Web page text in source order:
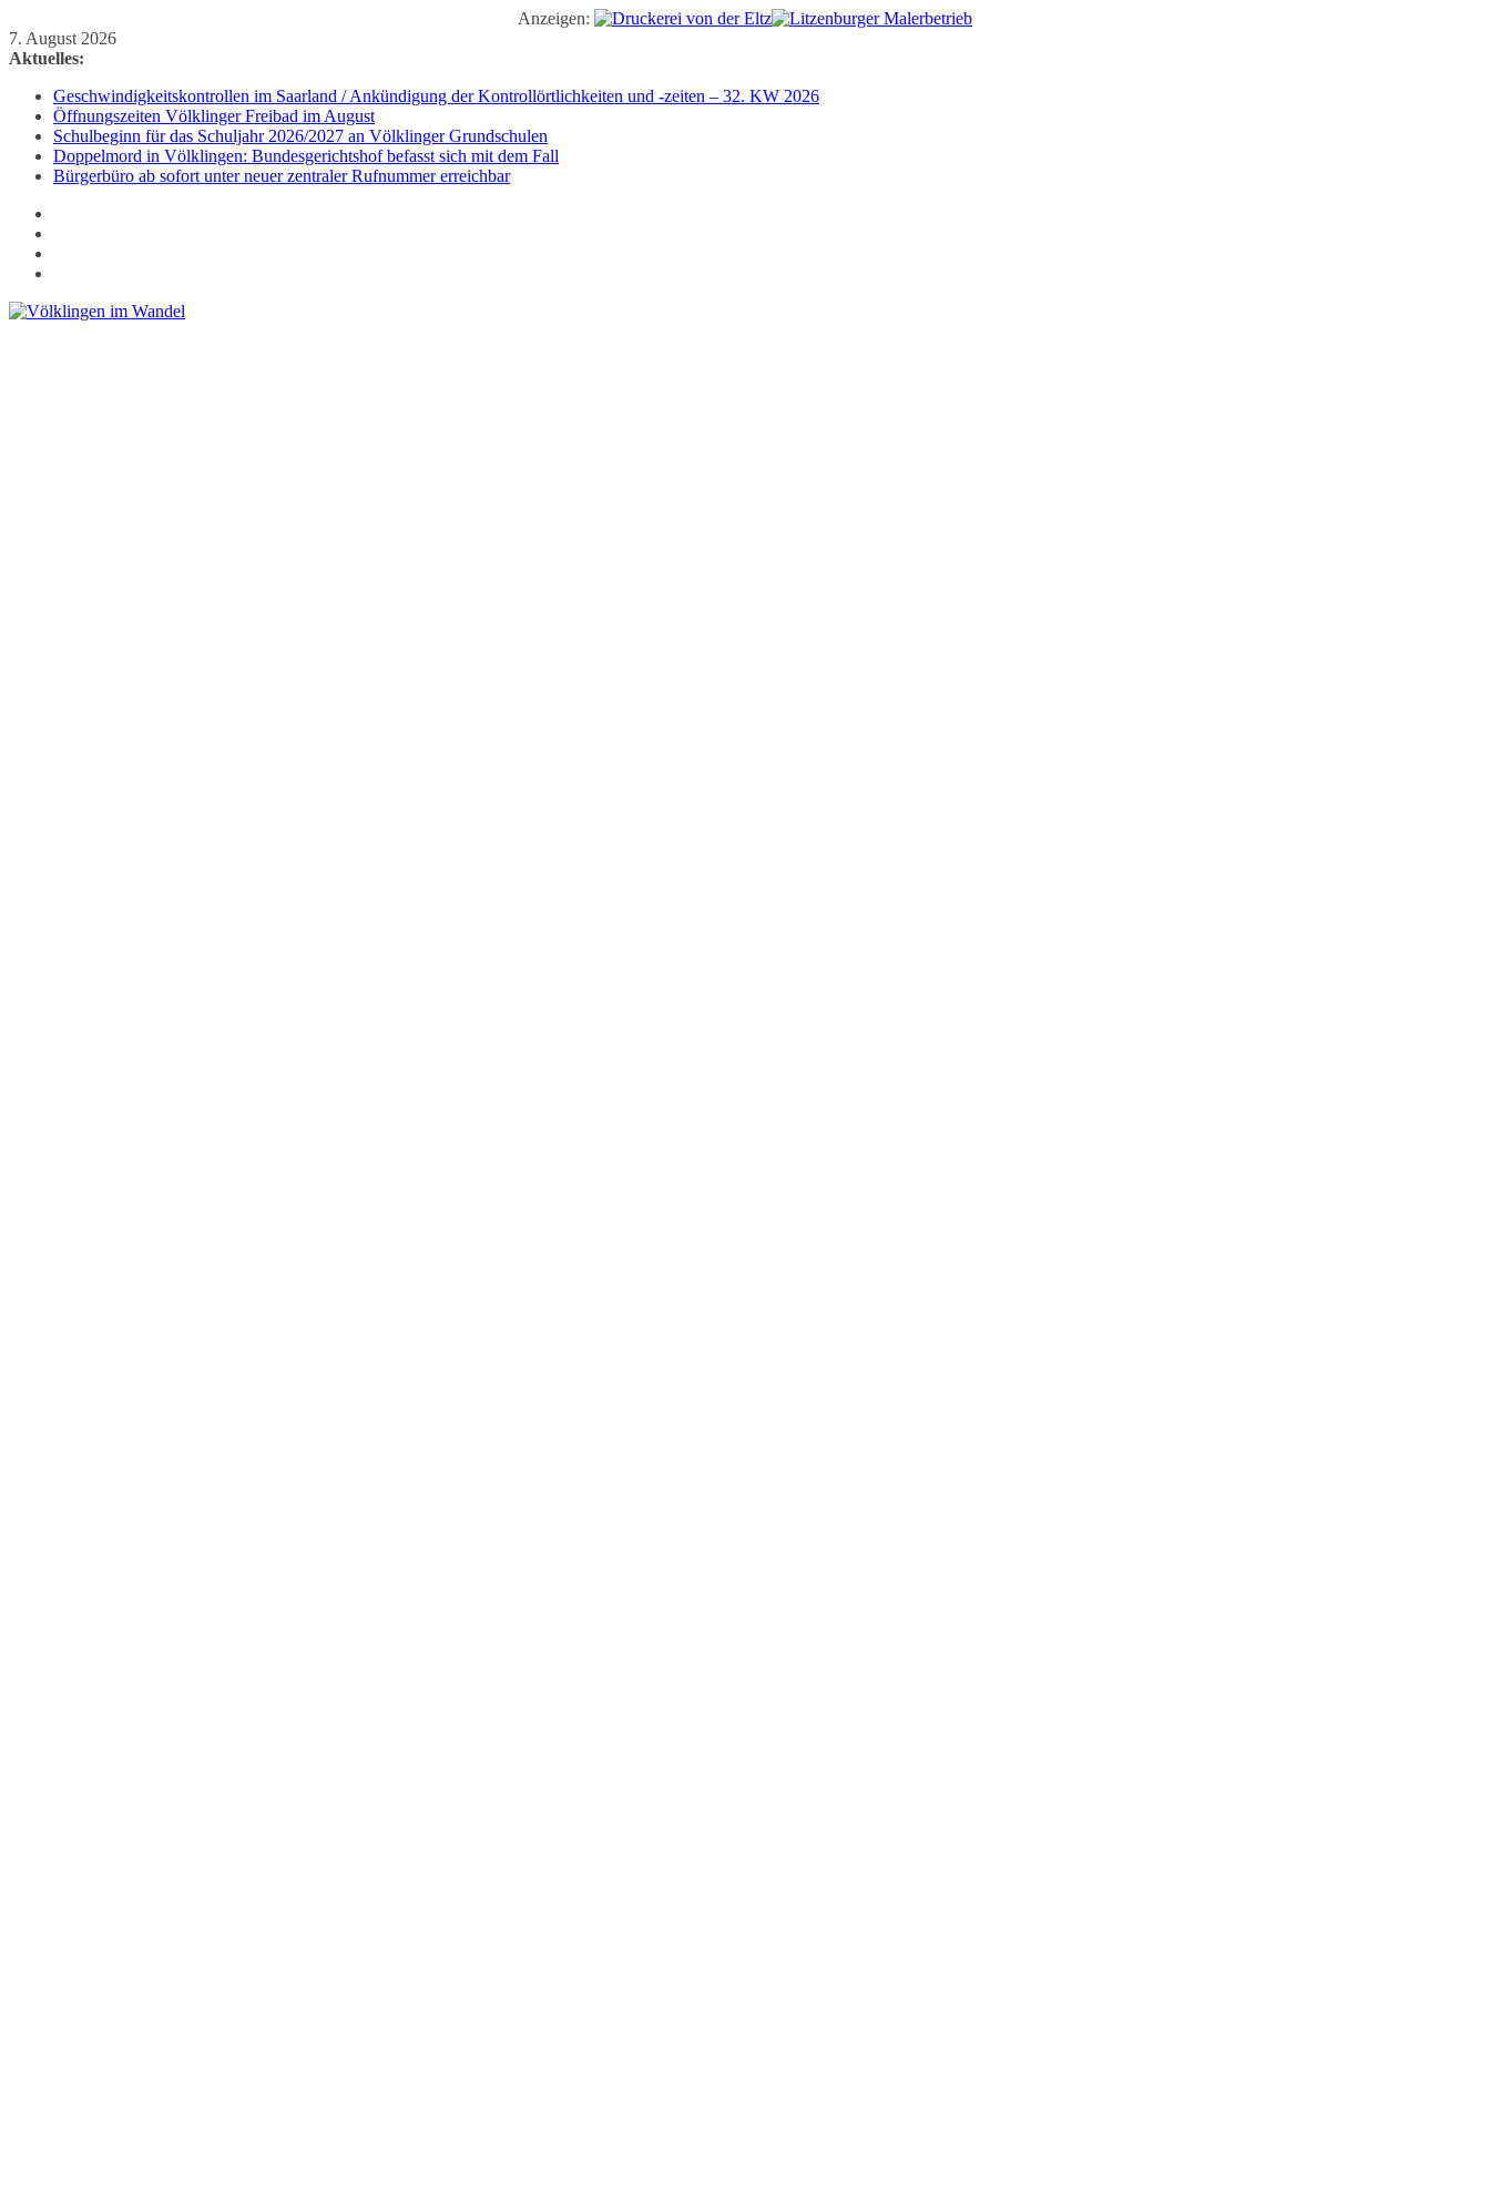
Anzeigen:
Zum
Inhalt
7. August 2026
Aktuelles:
Geschwindigkeitskontrollen im Saarland / Ankündigung der Kontrollörtlichkeiten und -zeiten – 32. KW 2026
Öffnungszeiten Völklinger Freibad im August
Schulbeginn für das Schuljahr 2026/2027 an Völklinger Grundschulen
Doppelmord in Völklingen: Bundesgerichtshof befasst sich mit dem Fall
Bürgerbüro ab sofort unter neuer zentraler Rufnummer erreichbar